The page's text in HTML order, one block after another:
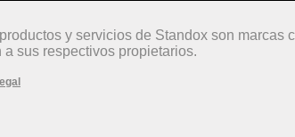
y servicios de Standox son
sus respectivos propietarios.